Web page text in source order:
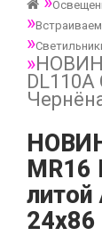
DL110А
MR16
литой